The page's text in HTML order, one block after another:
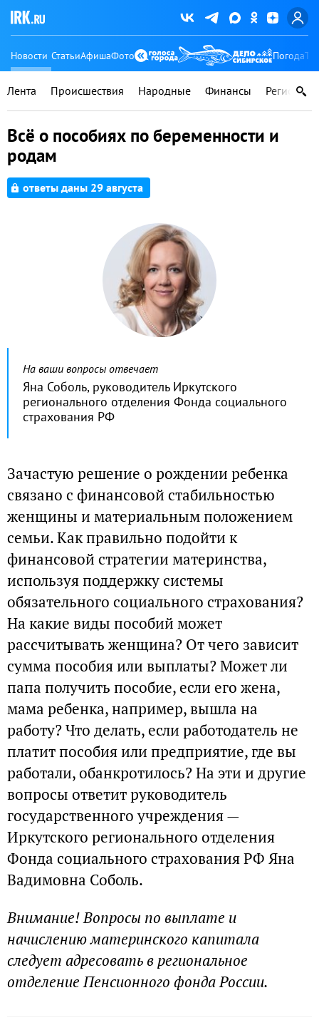
Новости СтатьиАфишаФото Погода
Лента Происшествия Народные Финансы Регионы
Всё о пособиях по беременности и
родам
ответы даны 29 августа
На ваши вопросы отвечает
Яна Соболь, руководитель Иркутского
регионального отделения Фонда социального
страхования РФ
Зачастую решение о рождении ребенка
связано с финансовой стабильностью
женщины и материальным положением
семьи. Как правильно подойти к
финансовой стратегии материнства,
используя поддержку системы
обязательного социального страхования?
На какие виды пособий может
рассчитывать женщина? От чего зависит
сумма пособия или выплаты? Может ли
папа получить пособие, если его жена,
мама ребенка, например, вышла на
работу? Что делать, если работодатель не
платит пособия или предприятие, где вы
работали, обанкротилось? На эти и другие
вопросы ответит руководитель
государственного учреждения —
Иркутского регионального отделения
Фонда социального страхования РФ Яна
Вадимовна Соболь.
Внимание! Вопросы по выплате и
начислению материнского капитала
следует адресовать в региональное
отделение Пенсионного фонда России.